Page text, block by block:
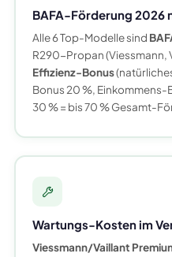
BAFA-Förderung 2026
Alle 6 Top-Modelle sind
R290-Propan (Viessmann,
Effizienz-Bonus
Bonus 20 %,
30 % = bis 70 % Gesamt-
Wartungs-Kosten im
Viessmann/Vaillant